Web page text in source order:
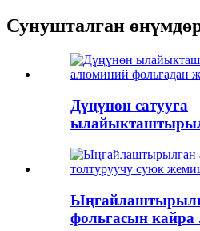
Сунушталган
Дүңүнөн сатууга
фольгасын кайра